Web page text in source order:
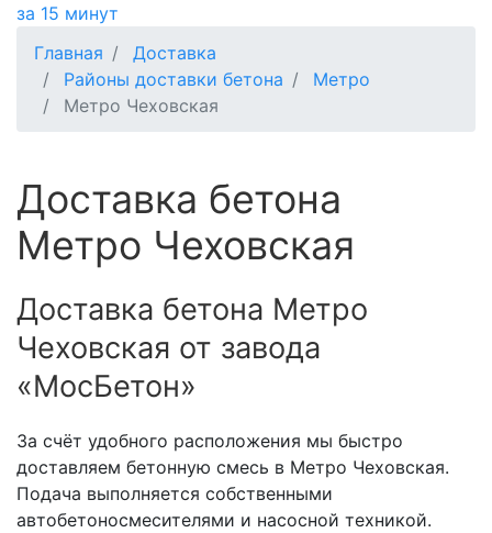
за 15 минут
Главная
Доставка
Районы доставки бетона
Метро
Метро Чеховская
Доставка бетона
Метро Чеховская
Доставка бетона Метро
Чеховская от завода
«МосБетон»
За счёт удобного расположения мы быстро
доставляем бетонную смесь в Метро Чеховская.
Подача выполняется собственными
автобетоносмесителями и насосной техникой.